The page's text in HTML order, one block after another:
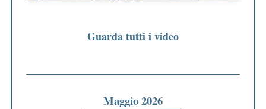
Guarda tutti i video
Maggio 2026